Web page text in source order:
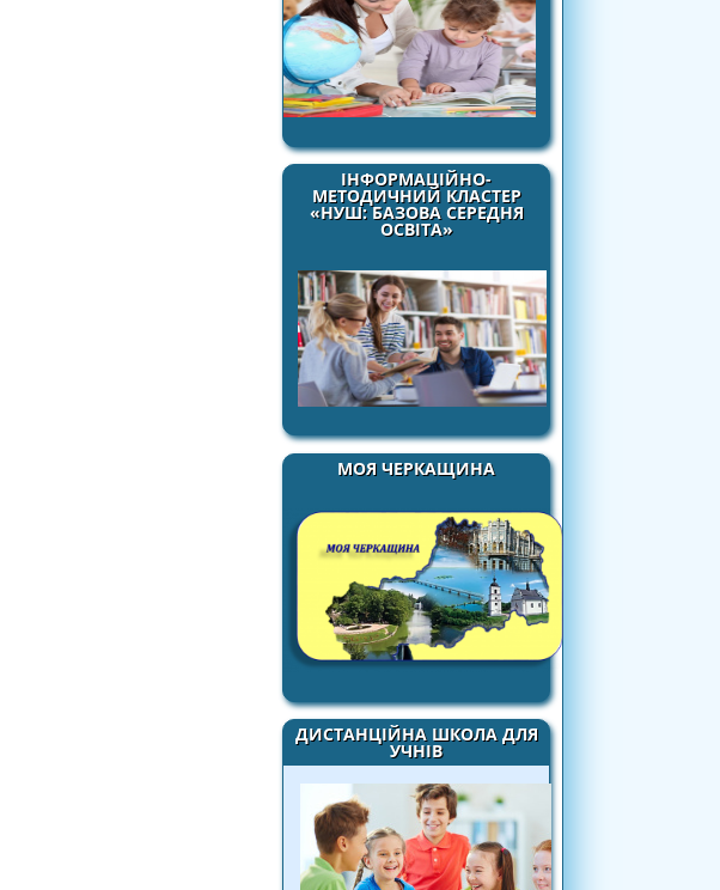
ІНФОРМАЦІЙНО-
МЕТОДИЧНИЙ КЛАСТЕР
«НУШ: БАЗОВА СЕРЕДНЯ
ОСВІТА»
МОЯ ЧЕРКАЩИНА
ДИСТАНЦІЙНА ШКОЛА ДЛЯ
УЧНІВ